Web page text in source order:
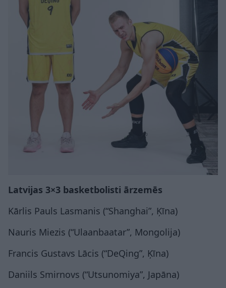
Latvijas 3×3 basketbolisti ārzemēs
Kārlis Pauls Lasmanis (“Shanghai”, Ķīna)
Nauris Miezis (“Ulaanbaatar”, Mongolija)
Francis Gustavs Lācis (“DeQing”, Ķīna)
Daniils Smirnovs (“Utsunomiya”, Japāna)